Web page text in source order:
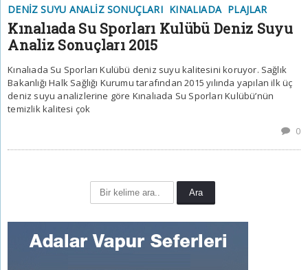
DENIZ SUYU ANALIZ SONUÇLARI KINALIADA PLAJLAR
Kınalıada Su Sporları Kulübü Deniz Suyu
Analiz Sonuçları 2015
Kınalıada Su Sporları Kulübü deniz suyu kalitesini koruyor. Sağlık
Bakanlığı Halk Sağlığı Kurumu tarafından 2015 yılında yapılan ilk üç
deniz suyu analizlerine göre Kınalıada Su Sporları Kulübü’nün
temizlik kalitesi çok
0